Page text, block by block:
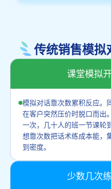
传统销售模拟
课堂模拟
模拟对话靠次数累积反应。
在客户突然压价时脱口而出
一次，几十人的班一节课轮
想靠次数把话术练成本能，
到密度。
少数几次